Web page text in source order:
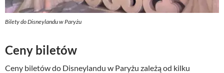
Bilety do Disneylandu w Paryżu
Ceny biletów
Ceny biletów do Disneylandu w Paryżu zależą od kilku